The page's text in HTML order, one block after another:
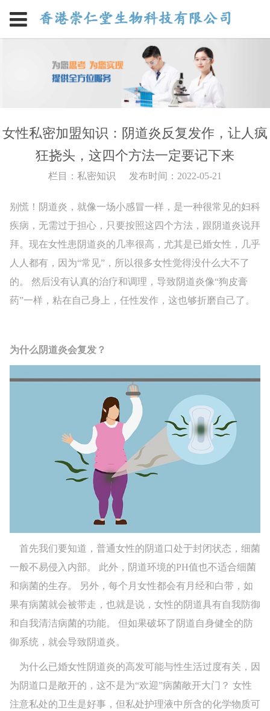
女性私密加盟知识：阴道炎反复发作，让人疯
狂挠头，这四个方法一定要记下来
栏目：私密知识 发布时间：2022-05-21
别慌！阴道炎，就像一场小感冒一样，是一种很常见的妇科
疾病，无需过于担心，只要按照这四个方法，跟阴道炎说拜
拜。 现在女性患阴道炎的几率很高，尤其是已婚女性，几乎
人人都有，因为“常见”，所以很多女性觉得没什么大不了
的。 然后没有认真的治疗和调理，导致阴道炎像“狗皮膏
药”一样，粘在自己身上，任性发作，这也够折磨自己了。
为什么阴道炎会复发？
首先我们要知道，普通女性的阴道口处于封闭状态，细菌
一般不易侵入内部。 此外，阴道环境的PH值也不适合细菌
和病菌的生存。 另外，每个月女性都会有月经和白带，如
果有病菌就会被带走，也就是说，女性的阴道具有自我防御
和自我清洁病菌的功能。 但如果破坏了阴道自身健全的防
御系统，就会导致阴道炎。
为什么已婚女性阴道炎的高发可能与性生活过度有关，因
为阴道口是敞开的，这不是为“欢迎”病菌敞开大门？ 女性
注意私处的卫生是好事，但私处护理液中所含的化学物质可